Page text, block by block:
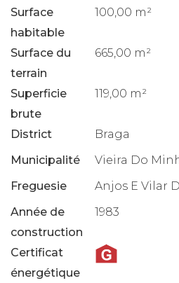
Surface
habitable
100,00 m²
Surface du
terrain
665,00 m²
Superficie
brute
119,00 m²
District
Braga
Municipalité
Vieira Do
Freguesie
Anjos E Vilar
Année de
construction
1983
Certificat
énergétique